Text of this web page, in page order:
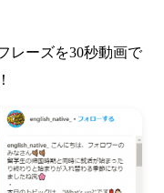
レーズを30秒動画で